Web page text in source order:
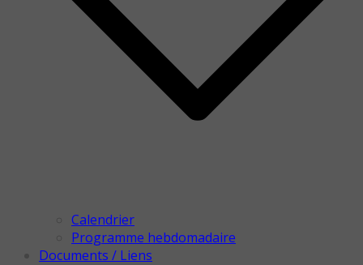
Calendrier
Programme hebdomadaire
Documents / Liens